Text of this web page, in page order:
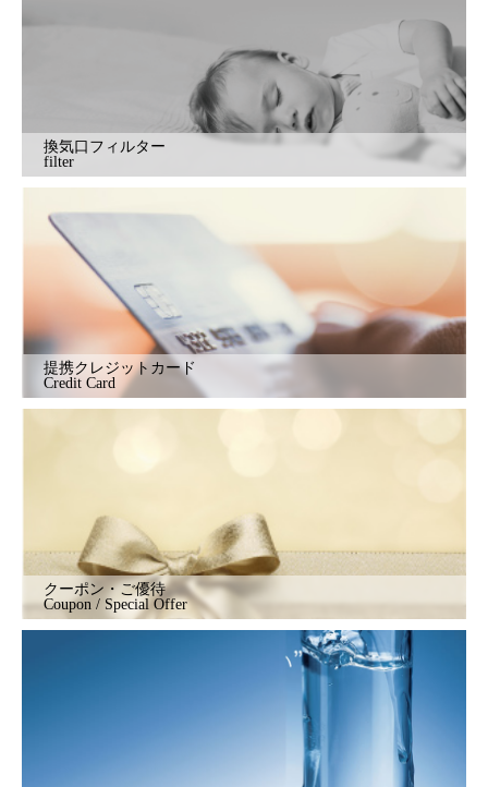
換気口フィルター
filter
提携クレジットカード
Credit Card
クーポン・ご優待
Coupon / Special Offer